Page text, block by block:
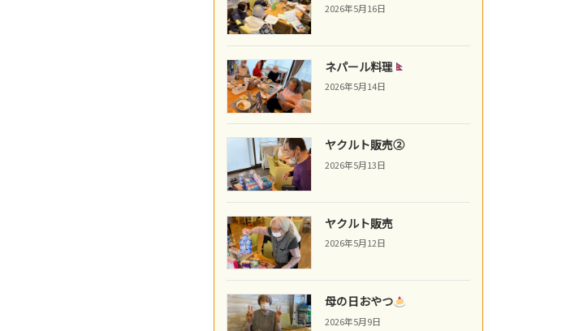
2026年5月16日
ネパール料理
2026年5月14日
ヤクルト販売②
2026年5月13日
ヤクルト販売
2026年5月12日
母の日おやつ
2026年5月9日